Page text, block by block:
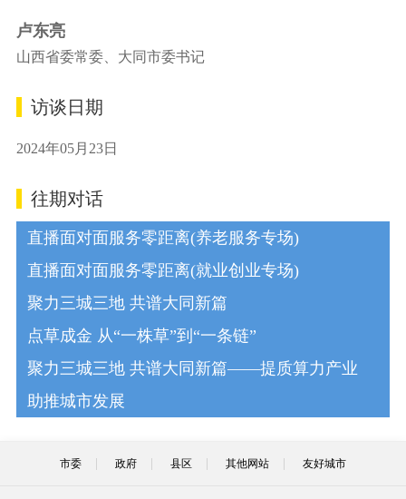
卢东亮
山西省委常委、大同市委书记
访谈日期
2024年05月23日
往期对话
直播面对面服务零距离(养老服务专场)
直播面对面服务零距离(就业创业专场)
聚力三城三地 共谱大同新篇
点草成金 从“一株草”到“一条链”
聚力三城三地 共谱大同新篇——提质算力产业
助推城市发展
市委 政府 县区 其他网站 友好城市